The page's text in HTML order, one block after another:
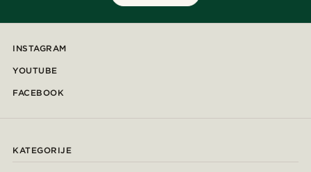
INSTAGRAM
YOUTUBE
FACEBOOK
KATEGORIJE